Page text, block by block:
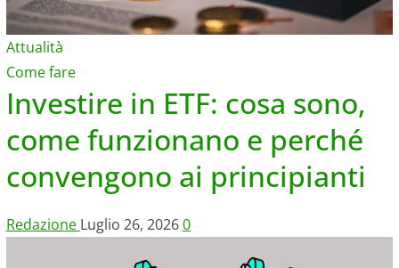
Attualità
Come fare
Investire in ETF: cosa sono,
come funzionano e perché
convengono ai principianti
Redazione Luglio 26, 20260